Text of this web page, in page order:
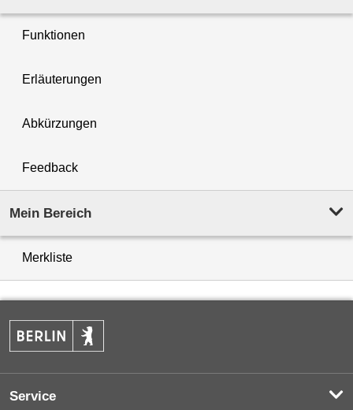
Funktionen
Erläuterungen
Abkürzungen
Feedback
Mein Bereich
Merkliste
Service